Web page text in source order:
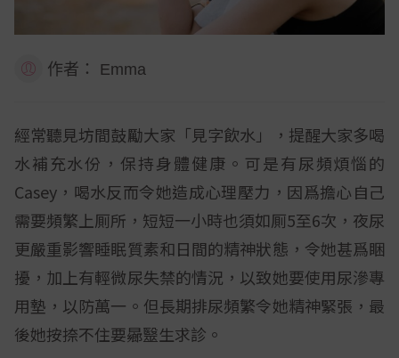
作者： Emma
經常聽見坊間鼓勵大家「見字飲水」，提醒大家多喝
水補充水份，保持身體健康。可是有尿頻煩惱的
Casey，喝水反而令她造成心理壓力，因爲擔心自己
需要頻繁上厠所，短短一小時也須如厠5至6次，夜尿
更嚴重影響睡眠質素和日間的精神狀態，令她甚爲睏
擾，加上有輕微尿失禁的情況，以致她要使用尿滲專
用墊，以防萬一。但長期排尿頻繁令她精神緊張，最
後她按捺不住要曏毉生求診。